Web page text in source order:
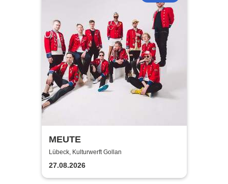
MEUTE
Lübeck, Kulturwerft Gollan
27.08.2026